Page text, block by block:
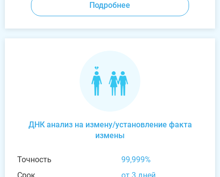
Подробнее
ДНК анализ на измену/установление факта
измены
Точность
99,999%